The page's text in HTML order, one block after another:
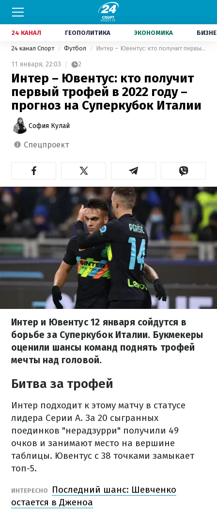
24 КАНАЛ ГЕОПОЛИТИКА ЭКОНОМИКА
24 канал Спорт Футбол Интер – Ювентус: кто получит первый трофей в 2022 году – прогноз на Суперкубок Италии
11 января, 22:03 2
Интер – Ювентус: кто получит
первый трофей в 2022 году –
прогноз на Суперкубок Италии
София Кулай
спецпроект
Интер и Ювентус 12 января сойдутся в
борьбе за Суперкубок Италии. Букмекеры
оценили шансы команд поднять трофей
мечты над головой.
Битва за трофей
Интер подходит к этому матчу в статусе
лидера Серии А. За 20 сыгранных
поединков "нерадзурри" получили 49
очков и занимают место на вершине
таблицы. Ювентус с 38 точками замыкает
топ-5.
ИНТЕРЕСНО
Последний шанс: Шевченко
остается в Дженоа